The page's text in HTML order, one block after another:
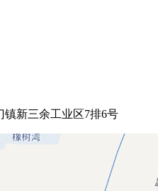
新三余工业区7排6号